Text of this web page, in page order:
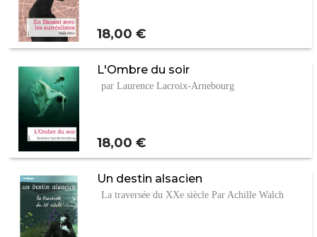
Prix
18,00 €
L'Ombre du soir
par Laurence Lacroix-Arnebourg
Prix
18,00 €
Un destin alsacien
La traversée du XXe siècle Par Achille Walch